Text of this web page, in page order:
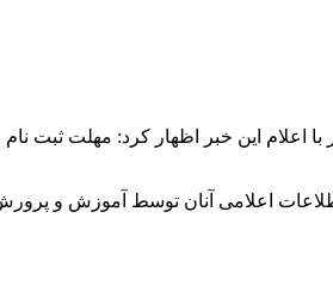
این خبر اظهار کرد: مهلت ثبت
اطلاعات اعلامی آنان توسط آموزش و